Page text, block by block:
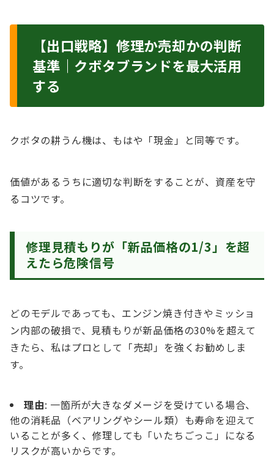
【出口戦略】修理か売却かの判断
基準｜クボタブランドを最大活用
する
クボタの耕うん機は、もはや「現金」と同等です。
価値があるうちに適切な判断をすることが、資産を守
るコツです。
修理見積もりが「新品価格の1/3」を超
えたら危険信号
どのモデルであっても、エンジン焼き付きやミッショ
ン内部の破損で、見積もりが新品価格の30%を超えて
きたら、私はプロとして「売却」を強くお勧めしま
す。
理由: 一箇所が大きなダメージを受けている場合、
他の消耗品（ベアリングやシール類）も寿命を迎えて
いることが多く、修理しても「いたちごっこ」になる
リスクが高いからです。